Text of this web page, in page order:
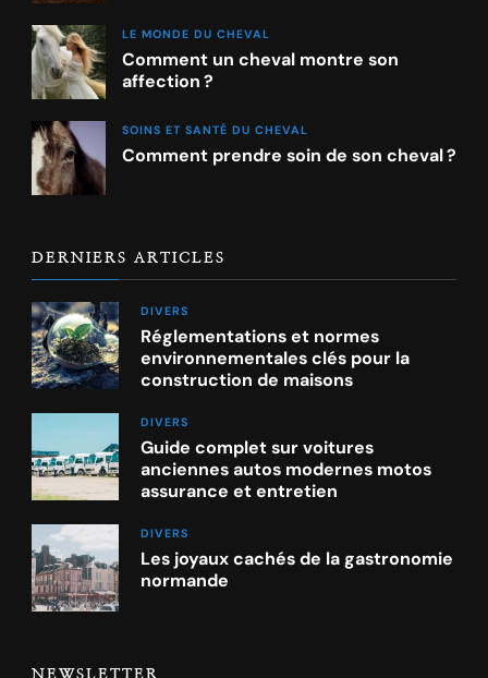
LE MONDE DU CHEVAL
Comment un cheval montre son
affection ?
SOINS ET SANTÉ DU CHEVAL
Comment prendre soin de son cheval ?
DERNIERS ARTICLES
DIVERS
Réglementations et normes
environnementales clés pour la
construction de maisons
DIVERS
Guide complet sur voitures
anciennes autos modernes motos
assurance et entretien
DIVERS
Les joyaux cachés de la gastronomie
normande
NEWSLETTER